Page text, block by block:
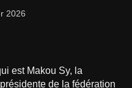
2026
est Makou Sy, la
de la fédération